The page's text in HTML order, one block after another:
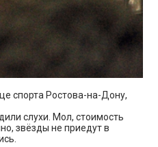
спорта Ростова-на-Дону,
слухи. Мол, стоимость
звёзды не приедут в